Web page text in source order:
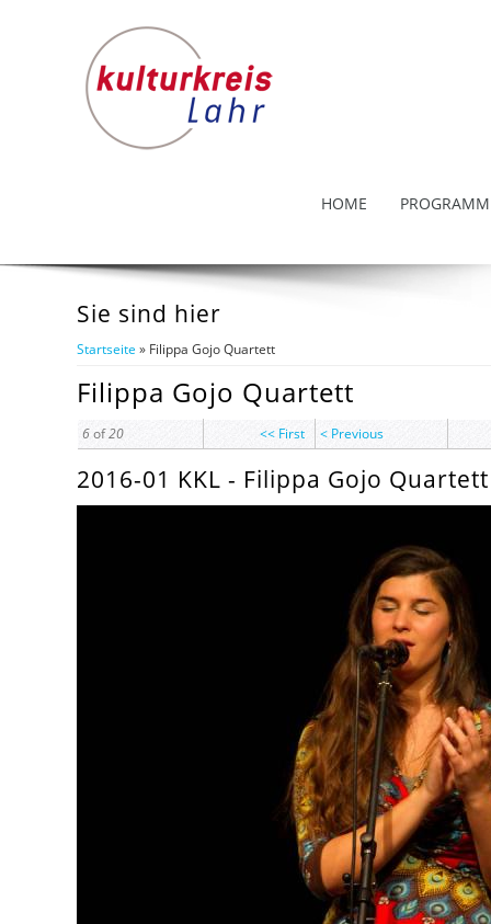
HOME PROGRAMM
Sie sind hier
Startseite » Filippa Gojo Quartett
Filippa Gojo Quartett
6of20 << First < Previous
2016-01 KKL - Filippa Gojo